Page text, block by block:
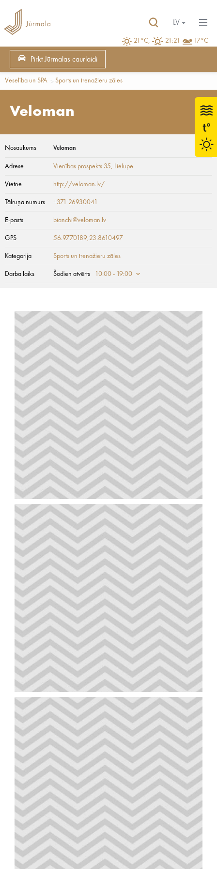
21°C, 21:21 17°C
LV
Pirkt Jūrmalas caurlaidi
Veselība un SPA Sports un trenažieru zāles
Veloman
Nosaukums Veloman
Adrese Vienības prospekts 35, Lielupe
Vietne http://veloman.lv/
Tālruņa numurs +371 26930041
E-pasts bianchi@veloman.lv
GPS 56.9770189,23.8610497
Kategorija Sports un trenažieru zāles
Darba laiks Šodien atvērts 10:00 - 19:00